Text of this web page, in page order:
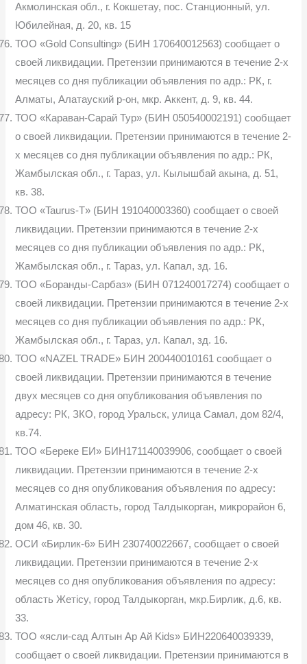
Акмолинская обл., г. Кокшетау, пос. Станционный, ул.
Юбилейная, д. 20, кв. 15
ТОО «Gold Consulting» (БИН 170640012563) сообщает о
своей ликвидации. Претензии принимаются в течение 2-х
месяцев со дня публикации объявления по адр.: РК, г.
Алматы, Алатауский р-он, мкр. Аккент, д. 9, кв. 44.
ТОО «Караван-Сарай Тур» (БИН 050540002191) сообщает
о своей ликвидации. Претензии принимаются в течение 2-
х месяцев со дня публикации объявления по адр.: РК,
Жамбылская обл., г. Тараз, ул. Кылышбай акына, д. 51,
кв. 38.
ТОО «Taurus-T» (БИН 191040003360) сообщает о своей
ликвидации. Претензии принимаются в течение 2-х
месяцев со дня публикации объявления по адр.: РК,
Жамбылская обл., г. Тараз, ул. Капал, зд. 16.
ТОО «Боранды-Сарбаз» (БИН 071240017274) сообщает о
своей ликвидации. Претензии принимаются в течение 2-х
месяцев со дня публикации объявления по адр.: РК,
Жамбылская обл., г. Тараз, ул. Капал, зд. 16.
ТОО «NAZEL TRADE» БИН 200440010161 сообщает о
своей ликвидации. Претензии принимаются в течение
двух месяцев со дня опубликования объявления по
адресу: РК, ЗКО, город Уральск, улица Самал, дом 82/4,
кв.74.
ТОО «Береке ЕИ» БИН171140039906, сообщает о своей
ликвидации. Претензии принимаются в течение 2-х
месяцев со дня опубликования объявления по адресу:
Алматинская область, город Талдыкорган, микрорайон 6,
дом 46, кв. 30.
ОСИ «Бирлик-6» БИН 230740022667, сообщает о своей
ликвидации. Претензии принимаются в течение 2-х
месяцев со дня опубликования объявления по адресу:
область Жетісу, город Талдыкорган, мкр.Бирлик, д.6, кв.
33.
ТОО «ясли-сад Алтын Ар Ай Kids» БИН220640039339,
сообщает о своей ликвидации. Претензии принимаются в